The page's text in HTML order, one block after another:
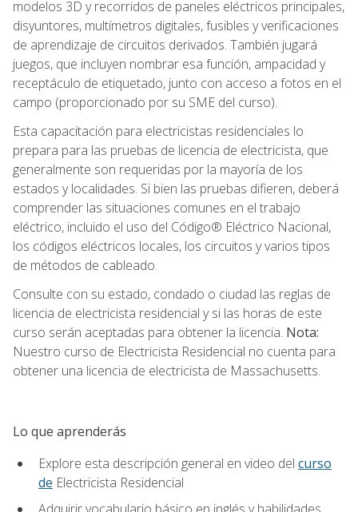
modelos 3D y recorridos de paneles eléctricos principales,
disyuntores, multímetros digitales, fusibles y verificaciones
de aprendizaje de circuitos derivados. También jugará
juegos, que incluyen nombrar esa función, ampacidad y
receptáculo de etiquetado, junto con acceso a fotos en el
campo (proporcionado por su SME del curso).
Esta capacitación para electricistas residenciales lo
prepara para las pruebas de licencia de electricista, que
generalmente son requeridas por la mayoría de los
estados y localidades. Si bien las pruebas difieren, deberá
comprender las situaciones comunes en el trabajo
eléctrico, incluido el uso del Código® Eléctrico Nacional,
los códigos eléctricos locales, los circuitos y varios tipos
de métodos de cableado.
Consulte con su estado, condado o ciudad las reglas de
licencia de electricista residencial y si las horas de este
curso serán aceptadas para obtener la licencia. Nota:
Nuestro curso de Electricista Residencial no cuenta para
obtener una licencia de electricista de Massachusetts.
Lo que aprenderás
Explore esta descripción general en video del curso
de Electricista Residencial
Adquirir vocabulario básico en inglés y habilidades